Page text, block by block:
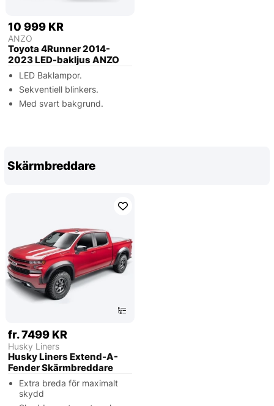
10 999 KR
ANZO
Toyota 4Runner 2014-
2023 LED-bakljus ANZO
LED Baklampor.
Sekventiell blinkers.
Med svart bakgrund.
Skärmbreddare
fr. 7499 KR
Husky Liners
Husky Liners Extend-A-
Fender Skärmbreddare
Extra breda för maximalt
skydd